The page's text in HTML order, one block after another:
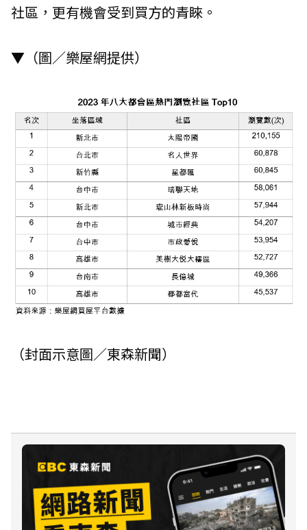
社區，更有機會受到買方的青睞。
▼（圖／樂屋網提供）
（封面示意圖／東森新聞）